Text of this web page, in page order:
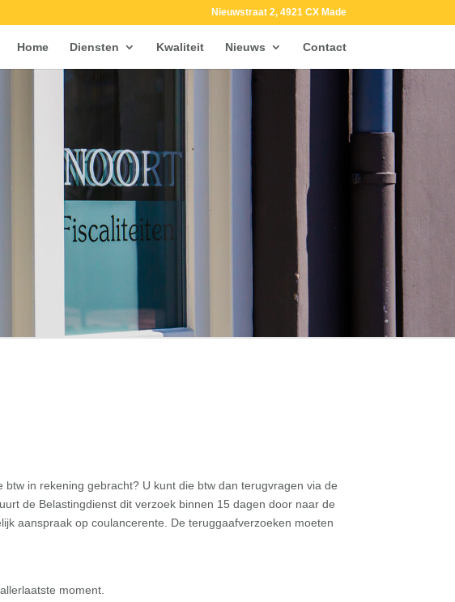
Nieuwstraat 2, 4921 CX Made
Home Diensten Kwaliteit Nieuws Contact
in rekening gebracht? U kunt die btw dan terugvragen via de
de Belastingdienst dit verzoek binnen 15 dagen door naar de
aanspraak op coulancerente. De teruggaafverzoeken moeten
moment.